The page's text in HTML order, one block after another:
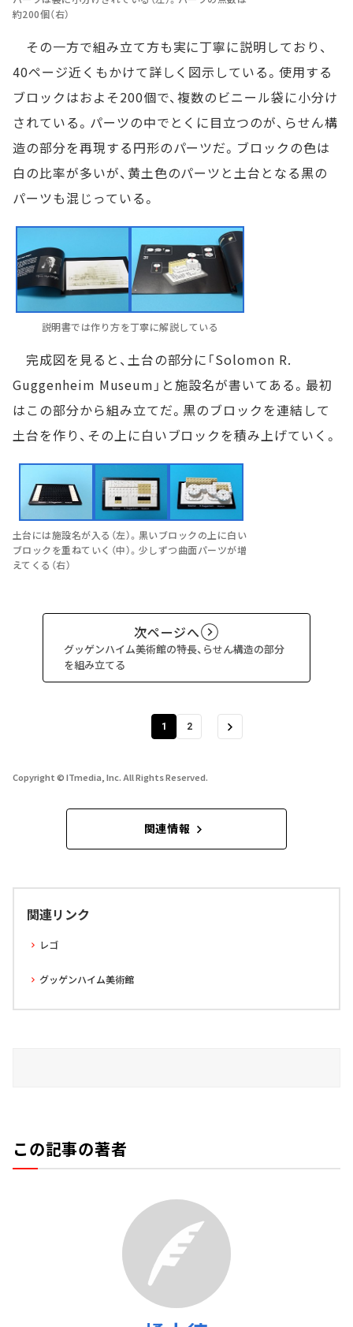
約200個（右）
その一方で組み立て方も実に丁寧に説明しており、
40ページ近くもかけて詳しく図示している。使用する
ブロックはおよそ200個で、複数のビニール袋に小分け
されている。パーツの中でとくに目立つのが、らせん構
造の部分を再現する円形のパーツだ。ブロックの色は
白の比率が多いが、黄土色のパーツと土台となる黒の
パーツも混じっている。
説明書では作り方を丁寧に解説している
完成図を見ると、土台の部分に「Solomon R.
Guggenheim Museum」と施設名が書いてある。最初
はこの部分から組み立てだ。黒のブロックを連結して
土台を作り、その上に白いブロックを積み上げていく。
土台には施設名が入る（左）。黒いブロックの上に白い
ブロックを重ねていく（中）。少しずつ曲面パーツが増
えてくる（右）
次ページへ
グッゲンハイム美術館の特長、らせん構造の部分
を組み立てる
1 2
Copyright © ITmedia, Inc. All Rights Reserved.
関連情報
関連リンク
レゴ
グッゲンハイム美術館
この記事の著者